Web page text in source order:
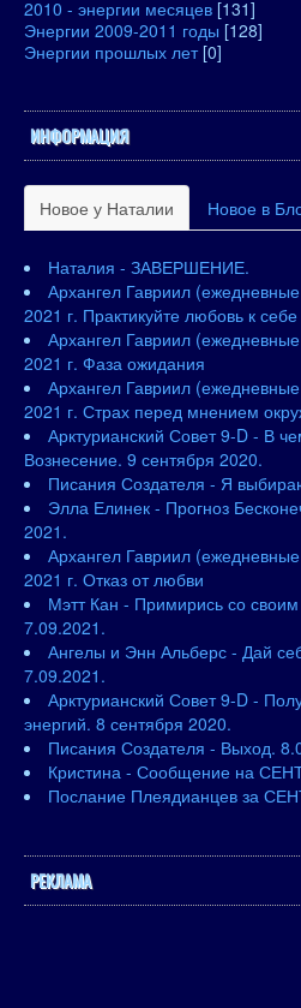
2010 - энергии месяцев [131]
Энергии 2009-2011 годы [128]
Энергии прошлых лет [0]
ИНФОРМАЦИЯ
Новое у Наталии Новое в
Наталия - ЗАВЕРШЕНИЕ.
Архангел Гавриил
2021 г. Практикуйте любовь к
Архангел Гавриил
2021 г. Фаза ожидания
Архангел Гавриил
2021 г. Страх перед мнением
Арктурианский Совет 9-D - В
Вознесение. 9 сентября 2020.
Писания Создателя - Я
Элла Елинек - Прогноз
2021.
Архангел Гавриил
2021 г. Отказ от любви
Мэтт Кан - Примирись со
7.09.2021.
Ангелы и Энн Альберс - Дай
7.09.2021.
Арктурианский Совет 9-D -
энергий. 8 сентября 2020.
Писания Создателя - Выход.
Кристина - Сообщение на
Послание Плеядианцев за
РЕКЛАМА